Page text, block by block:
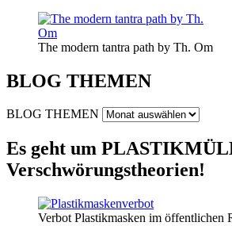
The modern tantra path by Th. Om
BLOG THEMEN
BLOG THEMEN
Es geht um
Verschwörungstheorien!
Verbot Plastikmasken im öffentlichen